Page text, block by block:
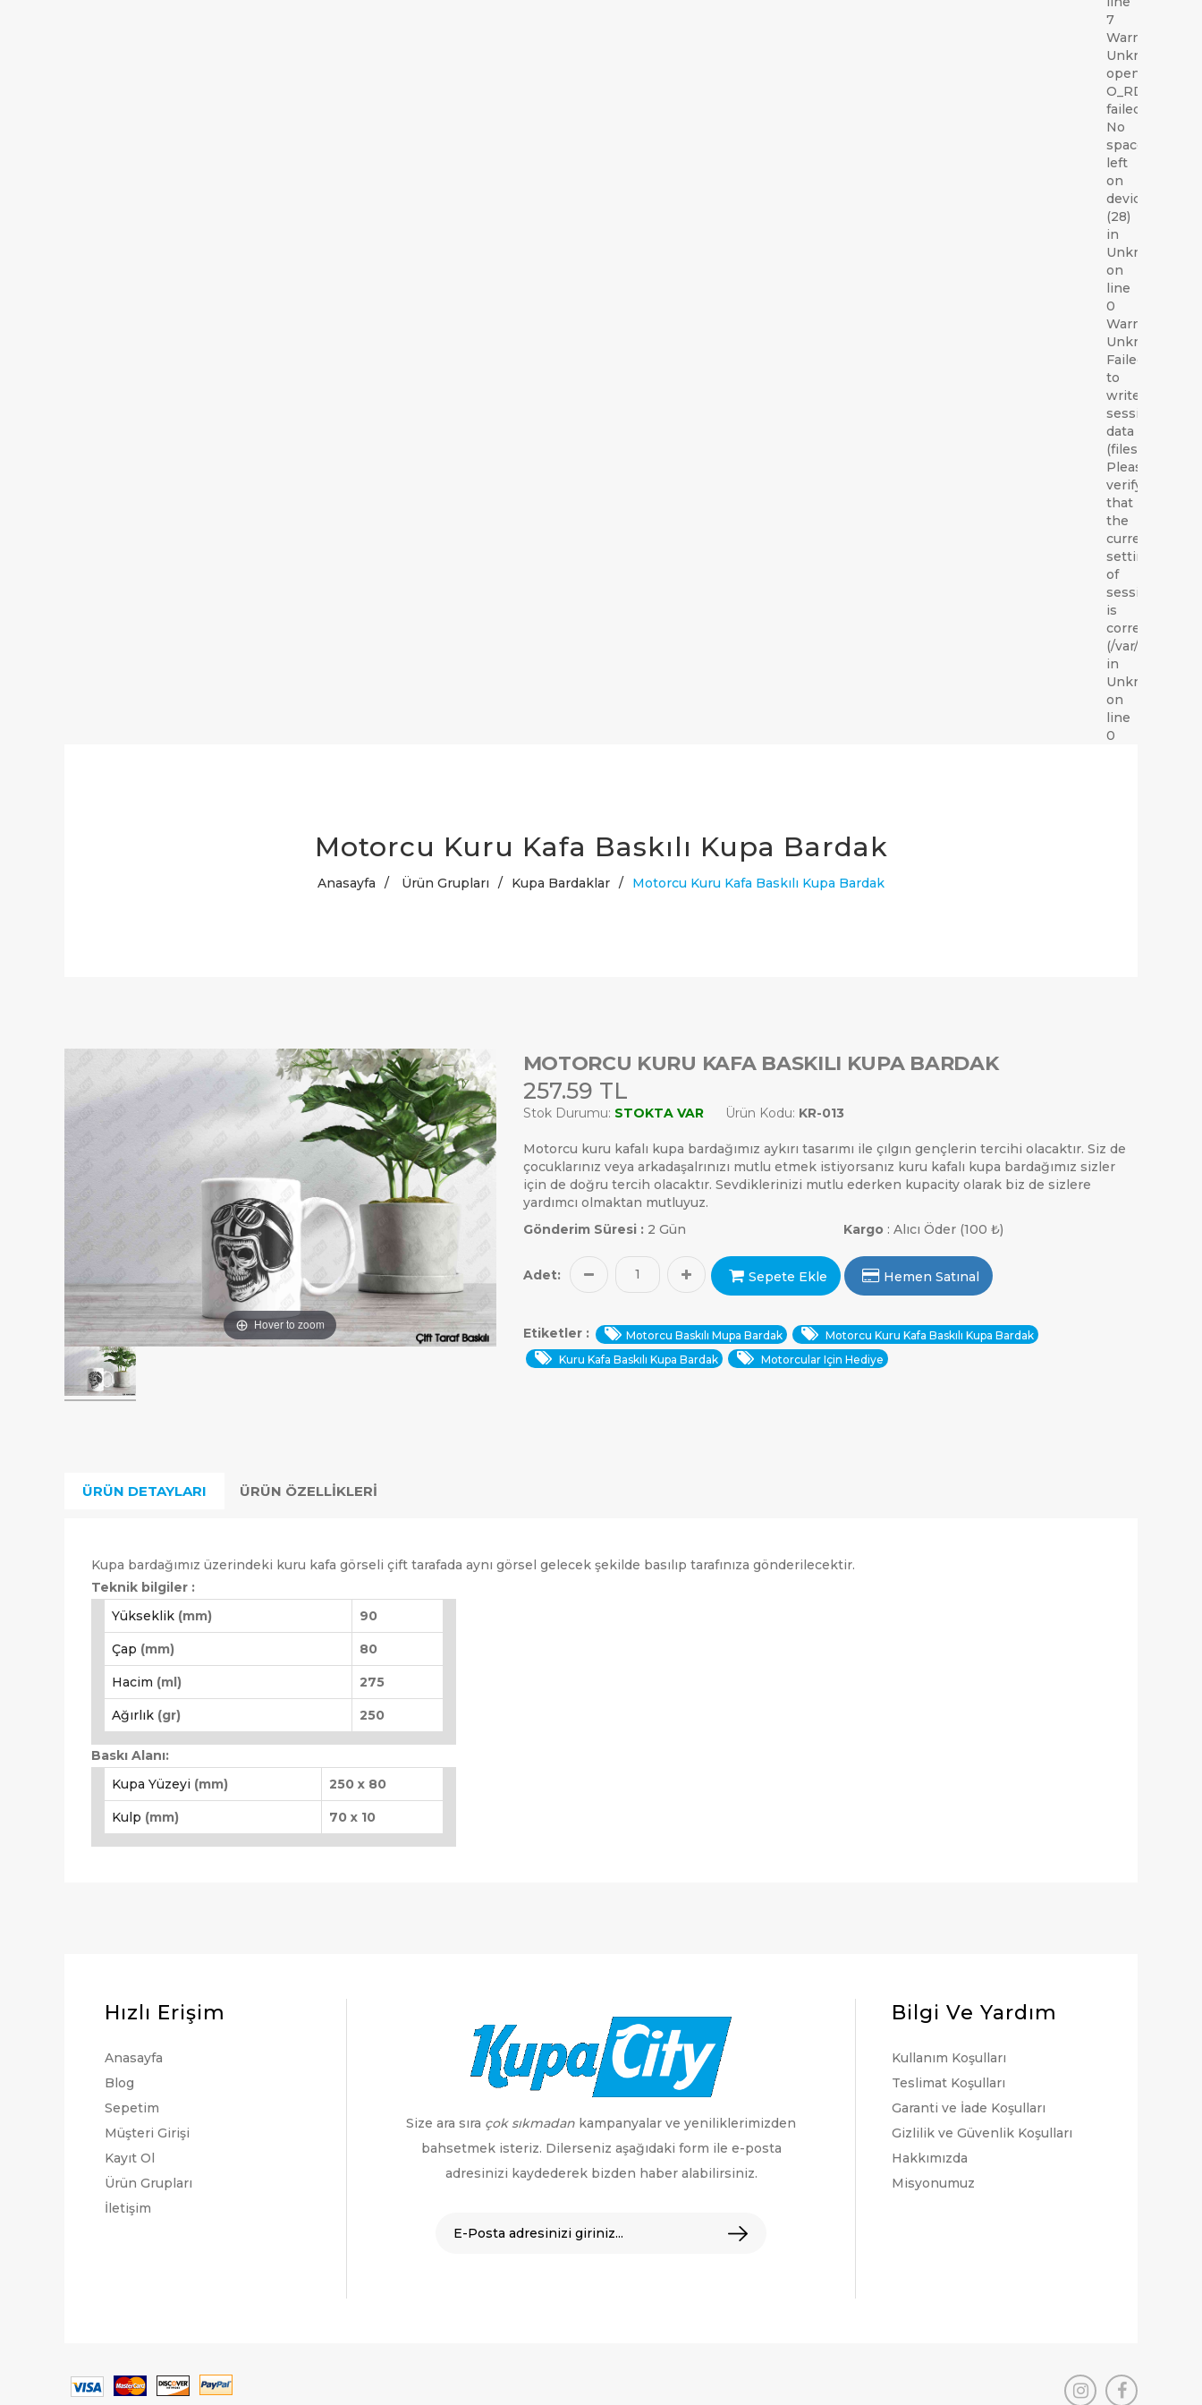
7
Warning:
Unknown:
open(/var/lib/
O_RDWR)
failed:
No
space
left
on
device
(28)
in
Unknown
on
line
0
Warning:
Unknown:
Failed
to
write
session
data
(files).
Please
verify
that
the
current
setting
of
is
correct
(/var/lib/php/
in
Unknown
on
line
0
ARAMAK İÇIN ENTER'E BASIN
Motorcu Kuru Kafa Baskılı Kupa Bardak
Anasayfa / Ürün Grupları / Kupa Bardaklar / Motorcu Kuru Kafa Baskılı Kupa Bardak
Hover to zoom
MOTORCU KURU KAFA BASKILI KUPA BARDAK
257.59 TL
Stok Durumu: STOKTA VAR Ürün Kodu: KR-013
Motorcu kuru kafalı kupa bardağımız aykırı tasarımı ile çılgın gençlerin tercihi olacaktır. Siz de
çocuklarınız veya arkadaşalrınızı mutlu etmek istiyorsanız kuru kafalı kupa bardağımız sizler
için de doğru tercih olacaktır. Sevdiklerinizi mutlu ederken kupacity olarak biz de sizlere
yardımcı olmaktan mutluyuz.
Gönderim Süresi :2 Gün Kargo : Alıcı Öder (100 ₺)
Adet: Sepete Ekle Hemen Satınal
Etiketler : Motorcu Baskılı Mupa Bardak
Motorcu Kuru Kafa Baskılı Kupa Bardak
Kuru Kafa Baskılı Kupa Bardak
Motorcular Için Hediye
ÜRÜN DETAYLARI ÜRÜN ÖZELLIKLERI
Kupa bardağımız üzerindeki kuru kafa görseli çift tarafada aynı görsel gelecek şekilde basılıp tarafınıza gönderilecektir.
Teknik bilgiler :
Yükseklik (mm) 90
Çap (mm) 80
Hacim (ml) 275
Ağırlık (gr) 250
Baskı Alanı:
Kupa Yüzeyi (mm) 250 x 80
Kulp (mm) 70 x 10
Hızlı Erişim
Anasayfa
Blog
Sepetim
Müşteri Girişi
Kayıt Ol
Ürün Grupları
İletişim
Size ara sıra çok sıkmadan kampanyalar ve yeniliklerimizden
bahsetmek isteriz. Dilerseniz aşağıdaki form ile e-posta
adresinizi kaydederek bizden haber alabilirsiniz.
Bilgi Ve Yardım
Kullanım Koşulları
Teslimat Koşulları
Garanti ve İade Koşulları
Gizlilik ve Güvenlik Koşulları
Hakkımızda
Misyonumuz